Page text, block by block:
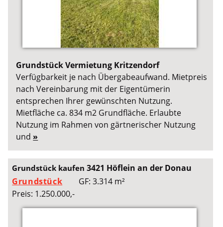
Grundstück Vermietung Kritzendorf
Verfügbarkeit je nach Übergabeaufwand. Mietpreis
nach Vereinbarung mit der Eigentümerin
entsprechen Ihrer gewünschten Nutzung.
Mietfläche ca. 834 m2 Grundfläche. Erlaubte
Nutzung im Rahmen von gärtnerischer Nutzung
und »
Grundstück kaufen3421 Höflein an der Donau
Grundstück
GF: 3.314 m²
Preis: 1.250.000,-